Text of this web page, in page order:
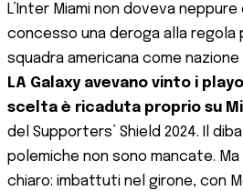
L’Inter Miami non doveva neppure
concesso una deroga alla regola
squadra americana come
LA Galaxy avevano vinto i
scelta è ricaduta proprio su
del Supporters’ Shield 2024. Il
polemiche non sono mancate.
chiaro: imbattuti nel girone, con